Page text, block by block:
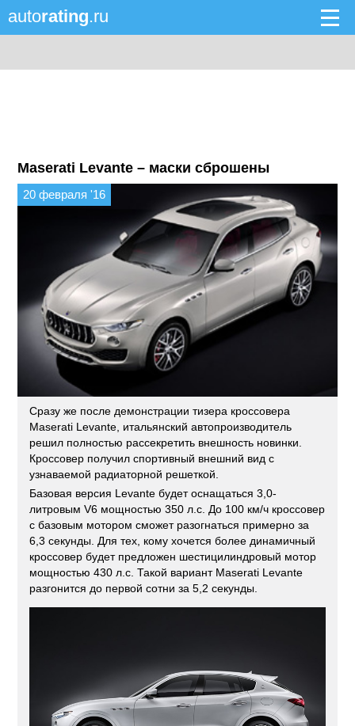
autorating.ru
Maserati Levante – маски сброшены
20 февраля '16
Сразу же после демонстрации тизера кроссовера
Maserati Levante, итальянский автопроизводитель
решил полностью рассекретить внешность новинки.
Кроссовер получил спортивный внешний вид с
узнаваемой радиаторной решеткой.
Базовая версия Levante будет оснащаться 3,0-
литровым V6 мощностью 350 л.с. До 100 км/ч кроссовер
с базовым мотором сможет разогнаться примерно за
6,3 секунды. Для тех, кому хочется более динамичный
кроссовер будет предложен шестицилиндровый мотор
мощностью 430 л.с. Такой вариант Maserati Levante
разгонится до первой сотни за 5,2 секунды.